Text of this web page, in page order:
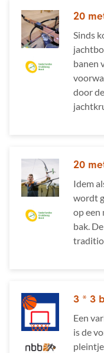
20
Sinds
banen
door
20
Idem
wordt
op een
bak.
3 * 3
Een
is de